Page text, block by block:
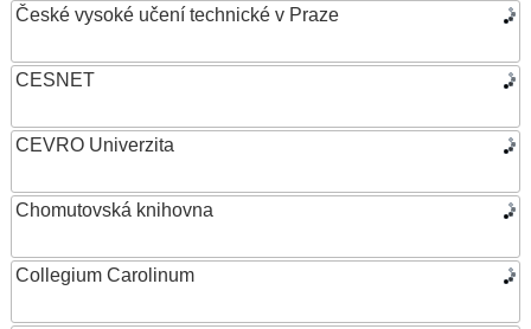
České vysoké učení technické v Praze
CESNET
CEVRO Univerzita
Chomutovská knihovna
Collegium Carolinum